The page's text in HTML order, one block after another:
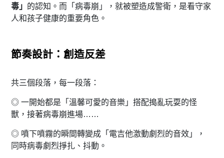
毒」 的認知。而「病毒崩」，就被塑造成警衛， 是看守家
人和孩子健康的重要角色。
節奏設計：創造反差
共三個段落，每一段落：
◎ 一開始都是「溫馨可愛的音樂」搭配搗亂玩耍的怪
獸，接著病毒崩進場……
◎ 噴下噴霧的瞬間轉變成「電吉他激動劇烈的音效」，
同時病毒劇烈掙扎、抖動。